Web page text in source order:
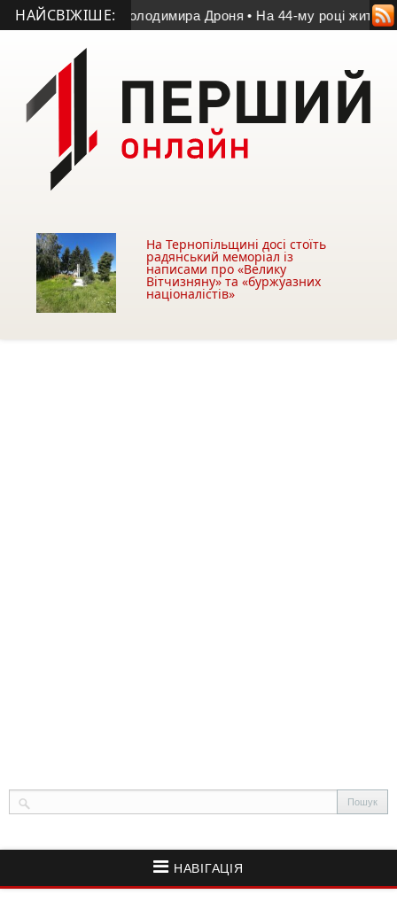
НАЙСВІЖІШЕ:
пам’яті Володимира Дроня • На 44-му році життя помер
На Тернопільщині досі стоїть
радянський меморіал із
написами про «Велику
Вітчизняну» та «буржуазних
націоналістів»
НАВІГАЦІЯ